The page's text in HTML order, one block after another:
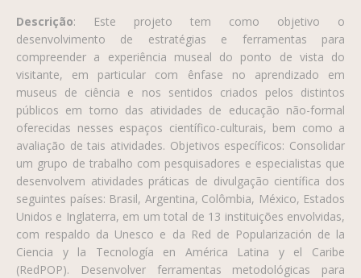
Descrição: Este projeto tem como objetivo o
desenvolvimento de estratégias e ferramentas para
compreender a experiência museal do ponto de vista do
visitante, em particular com ênfase no aprendizado em
museus de ciência e nos sentidos criados pelos distintos
públicos em torno das atividades de educação não-formal
oferecidas nesses espaços científico-culturais, bem como a
avaliação de tais atividades. Objetivos específicos: Consolidar
um grupo de trabalho com pesquisadores e especialistas que
desenvolvem atividades práticas de divulgação científica dos
seguintes países: Brasil, Argentina, Colômbia, México, Estados
Unidos e Inglaterra, em um total de 13 instituições envolvidas,
com respaldo da Unesco e da Red de Popularización de la
Ciencia y la Tecnología en América Latina y el Caribe
(RedPOP). Desenvolver ferramentas metodológicas para